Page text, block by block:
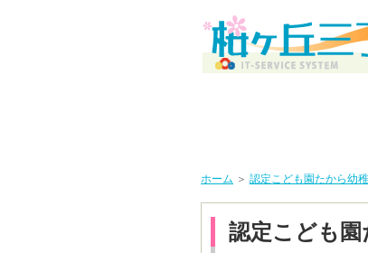
ホーム ＞ 認定こども園たから幼
認定こども園